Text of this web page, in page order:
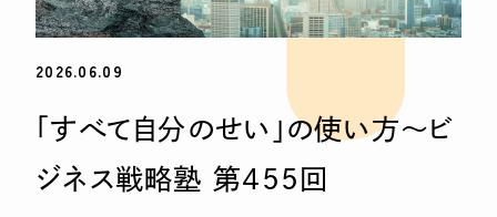
2026.06.09
「すべて自分のせい」の使い方〜ビ
ジネス戦略塾 第455回